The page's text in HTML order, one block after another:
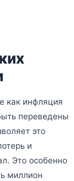
как инфляция
переведены
это
и
Это особенно
миллион